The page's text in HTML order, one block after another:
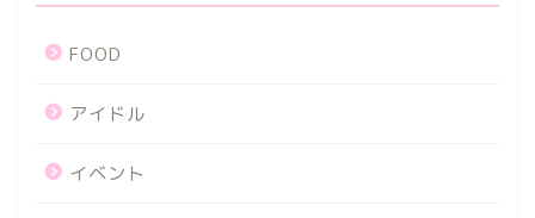
FOOD
アイドル
イベント